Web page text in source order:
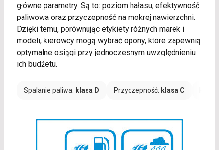
główne parametry. Są to: poziom hałasu, efektywność
paliwowa oraz przyczepność na mokrej nawierzchni.
Dzięki temu, porównując etykiety różnych marek i
modeli, kierowcy mogą wybrać opony, które zapewnią
optymalne osiągi przy jednoczesnym uwzględnieniu
ich budżetu.
Spalanie paliwa: klasa D Przyczepność: klasa C